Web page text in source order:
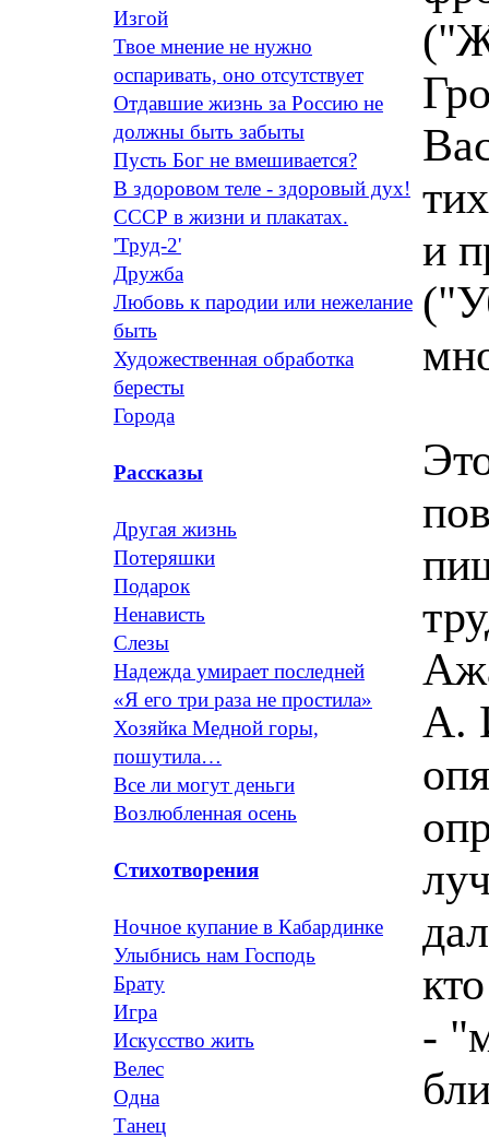
Изгой
Твое мнение не нужно
оспаривать, оно отсутствует
Отдавшие жизнь за Россию не
должны быть забыты
Пусть Бог не вмешивается?
В здоровом теле - здоровый дух!
СССР в жизни и плакатах.
'Труд-2'
Дружба
Любовь к пародии или нежелание
быть
Художественная обработка
бересты
Города
Рассказы
Другая жизнь
Потеряшки
Подарок
Ненависть
Слезы
Надежда умирает последней
«Я его три раза не простила»
Хозяйка Медной горы,
пошутила…
Все ли могут деньги
Возлюбленная осень
Стихотворения
Ночное купание в Кабардинке
Улыбнись нам Господь
Брату
Игра
Искусство жить
Велес
Одна
Танец
и
А.
-